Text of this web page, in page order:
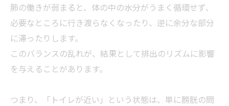
肺の働きが弱まると、体の中の水分がうまく循環せず、
必要なところに行き渡らなくなったり、逆に余分な部分
に滞ったりします。
このバランスの乱れが、結果として排出のリズムに影響
を与えることがあります。
つまり、「トイレが近い」という状態は、単に膀胱の問